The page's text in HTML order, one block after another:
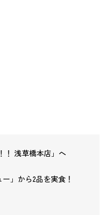
！ 浅草橋本店」へ
」から2品を実食！